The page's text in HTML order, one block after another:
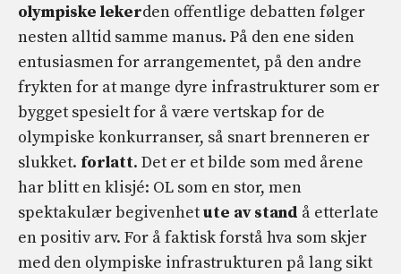
olympiske lekerden offentlige debatten følger
nesten alltid samme manus. På den ene siden
entusiasmen for arrangementet, på den andre
frykten for at mange dyre infrastrukturer som er
bygget spesielt for å være vertskap for de
olympiske konkurranser, så snart brenneren er
slukket. forlatt. Det er et bilde som med årene
har blitt en klisjé: OL som en stor, men
spektakulær begivenhetute av stand å etterlate
en positiv arv. For å faktisk forstå hva som skjer
med den olympiske infrastrukturen på lang sikt